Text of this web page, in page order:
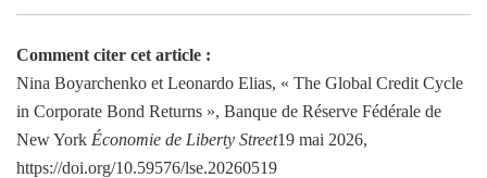
Comment citer cet article :
Nina Boyarchenko et Leonardo Elias, « The Global Credit Cycle
in Corporate Bond Returns », Banque de Réserve Fédérale de
New York Économie de Liberty Street19 mai 2026,
https://doi.org/10.59576/lse.20260519